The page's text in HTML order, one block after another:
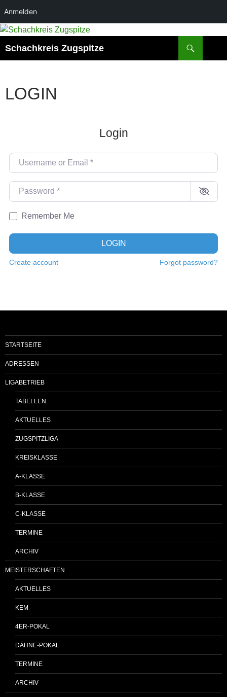
Anmelden
Zum
springen
Schachkreis Zugspitze
LOGIN
Login
Username or Email
Password
Remember Me
LOGIN
Create account Forgot password?
STARTSEITE
ADRESSEN
LIGABETRIEB
TABELLEN
AKTUELLES
ZUGSPITZLIGA
KREISKLASSE
A-KLASSE
B-KLASSE
C-KLASSE
TERMINE
ARCHIV
MEISTERSCHAFTEN
AKTUELLES
KEM
4ER-POKAL
DÄHNE-POKAL
TERMINE
ARCHIV